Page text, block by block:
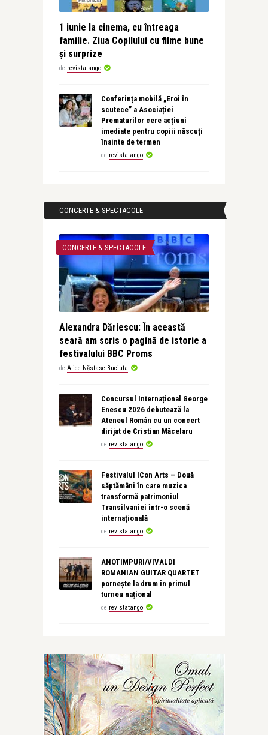
1 iunie la cinema, cu întreaga
familie. Ziua Copilului cu filme bune
și surprize
de revistatango
Conferința mobilă „Eroi în
scutece” a Asociației
Prematurilor cere acțiuni
imediate pentru copiii născuți
înainte de termen
de revistatango
CONCERTE & SPECTACOLE
CONCERTE & SPECTACOLE
Alexandra Dăriescu: În această
seară am scris o pagină de istorie a
festivalului BBC Proms
de Alice Năstase Buciuta
Concursul Internațional George
Enescu 2026 debutează la
Ateneul Român cu un concert
dirijat de Cristian Măcelaru
de revistatango
Festivalul ICon Arts – Două
săptămâni în care muzica
transformă patrimoniul
Transilvaniei într-o scenă
internațională
de revistatango
ANOTIMPURI/VIVALDI
ROMANIAN GUITAR QUARTET
pornește la drum în primul
turneu național
de revistatango